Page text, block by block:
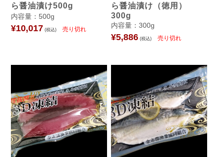
ら醤油漬け500g
内容量：500g
¥10,017 (税込)
ら醤油漬け（徳用）
300g
内容量：300g
¥5,886 (税込)